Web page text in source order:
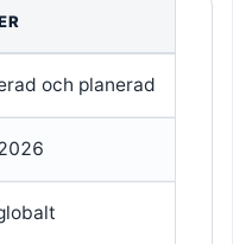
och planerad